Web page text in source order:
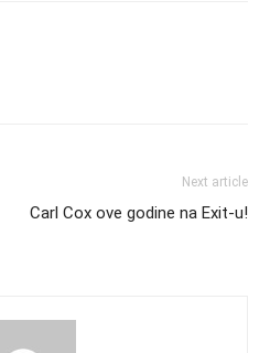
Next article
Carl Cox ove godine na Exit-u!